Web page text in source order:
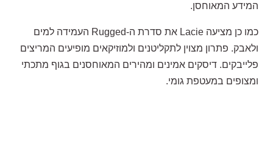
המידע המאוחסן.
כמו כן מציעה את סדרת ה-Rugged
העמידה למים
ולאבק. פתרון מצוין לתקליטנים ולמוזיקאים מופיעים המריצים
פלייבקים. דיסקים אמינים ומהירים המאוחסנים בגוף מתכתי
ומצופים במעטפת גומי.